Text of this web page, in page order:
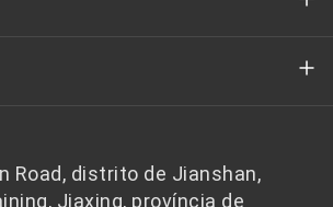
de qualidade para garrafas
não adequados para garrafas
Road, distrito de Jianshan,
Jiaxing, província de